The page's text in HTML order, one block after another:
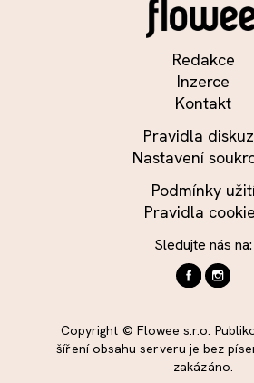
Redakce
Inzerce
Kontakt
Pravidla
Nastavení
Podmínky
Pravidla
Sledujte nás na:
Copyright © Flowee s.r.o.
šíření obsahu serveru je bez
zakázáno.